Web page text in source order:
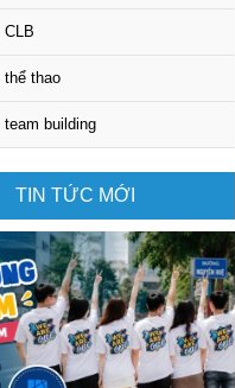
thể thao
building
TIN TỨC MỚI